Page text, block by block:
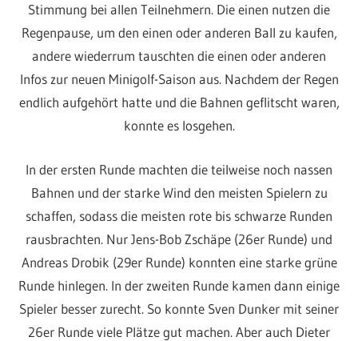
Stimmung bei allen Teilnehmern. Die einen nutzen die
Regenpause, um den einen oder anderen Ball zu kaufen,
andere wiederrum tauschten die einen oder anderen
Infos zur neuen Minigolf-Saison aus. Nachdem der Regen
endlich aufgehört hatte und die Bahnen geflitscht waren,
konnte es losgehen.
In der ersten Runde machten die teilweise noch nassen
Bahnen und der starke Wind den meisten Spielern zu
schaffen, sodass die meisten rote bis schwarze Runden
rausbrachten. Nur Jens-Bob Zschäpe (26er Runde) und
Andreas Drobik (29er Runde) konnten eine starke grüne
Runde hinlegen. In der zweiten Runde kamen dann einige
Spieler besser zurecht. So konnte Sven Dunker mit seiner
26er Runde viele Plätze gut machen. Aber auch Dieter